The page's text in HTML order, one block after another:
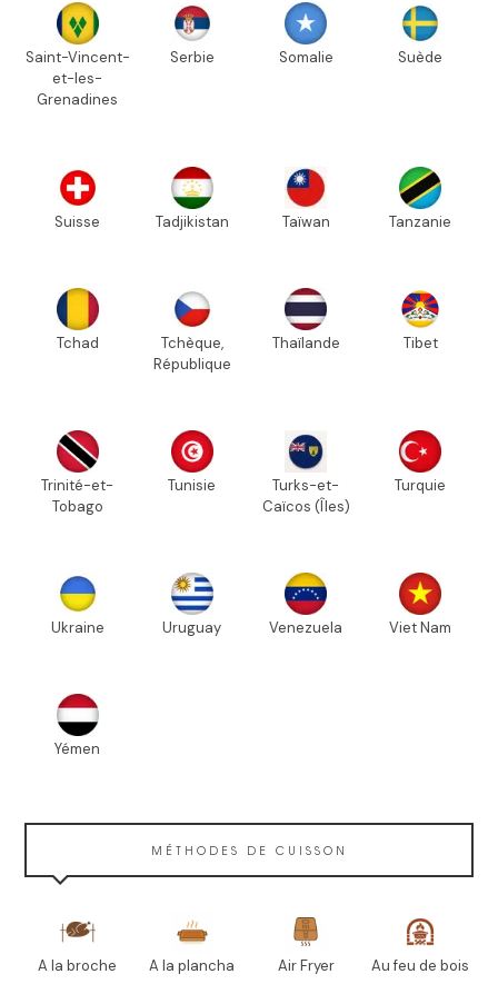
Saint-Vincent-
et-les-
Grenadines
Serbie Somalie Suède
Suisse Tadjikistan Taïwan Tanzanie
Tchad
Tchèque,
République
Thaïlande Tibet
Trinité-et-
Tobago
Tunisie
Turks-et-
Caïcos (Îles)
Turquie
Ukraine Uruguay Venezuela Viet Nam
Yémen
MÉTHODES DE CUISSON
A la broche A la plancha Air Fryer Au feu de bois